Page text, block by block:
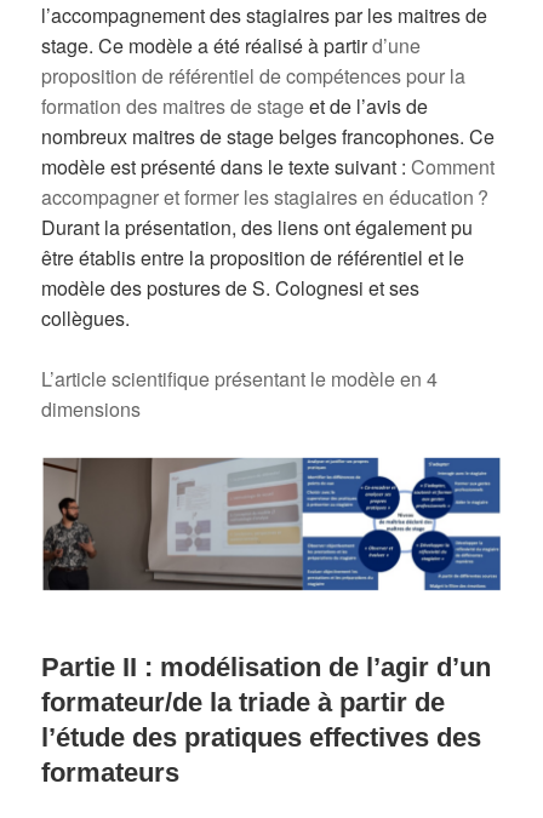
l’accompagnement des stagiaires par les maitres de
stage. Ce modèle a été réalisé à partird’une
proposition de référentiel de compétences pour la
formation des maitres de stageet de l’avis de
nombreux maitres de stage belges francophones. Ce
modèle est présenté dans le texte suivant :Comment
accompagner et former les stagiaires en éducation ?
Durant la présentation, des liens ont également pu
être établis entre la proposition de référentiel et le
modèle des postures de S. Colognesi et ses
collègues.
L’article scientifique présentant le modèle en 4
dimensions
Partie II : modélisation de l’agir d’un
formateur/de la triade à partir de
l’étude des pratiques effectives des
formateurs